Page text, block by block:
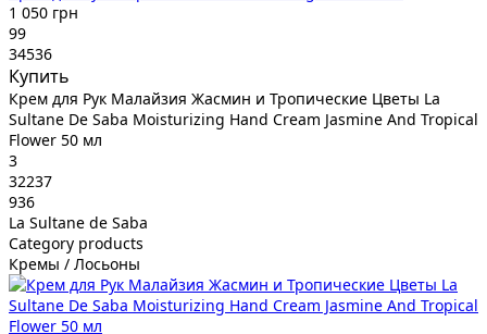
1 050 грн
99
34536
Купить
Крем для Рук Малайзия Жасмин и Тропические Цветы La
Sultane De Saba Moisturizing Hand Cream Jasmine And Tropical
Flower 50 мл
3
32237
936
La Sultane de Saba
Category products
Кремы / Лосьоны